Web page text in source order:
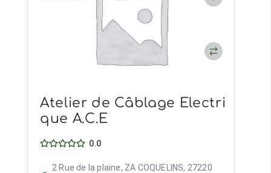
Atelier de Câblage Electri
que A.C.E
0.0
2 Rue de la plaine, ZA COQUELINS, 27220